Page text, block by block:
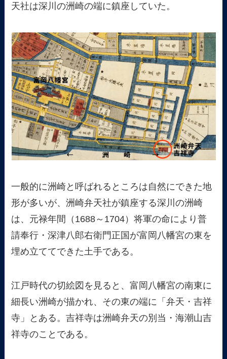
天社は深川の洲崎の端に鎮座していた。
一般的に洲崎と呼ばれるところは自然にできた地
形が多いが、洲崎弁天社が鎮座する深川の洲崎
は、元禄年間（1688～1704）将軍の命により普
請奉行・深津八郎右衛門正国が富岡八幡宮の東を
埋め立ててできた土手である。
江戸時代の切絵図を見ると、富岡八幡宮の南東に
細長い洲崎が描かれ、その東の端に「弁天・吉祥
寺」とある。吉祥寺は洲崎弁天の別当・海潮山吉
祥寺のことである。